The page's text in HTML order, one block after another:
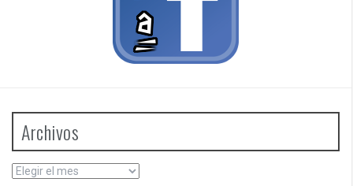
Archivos
Archivos